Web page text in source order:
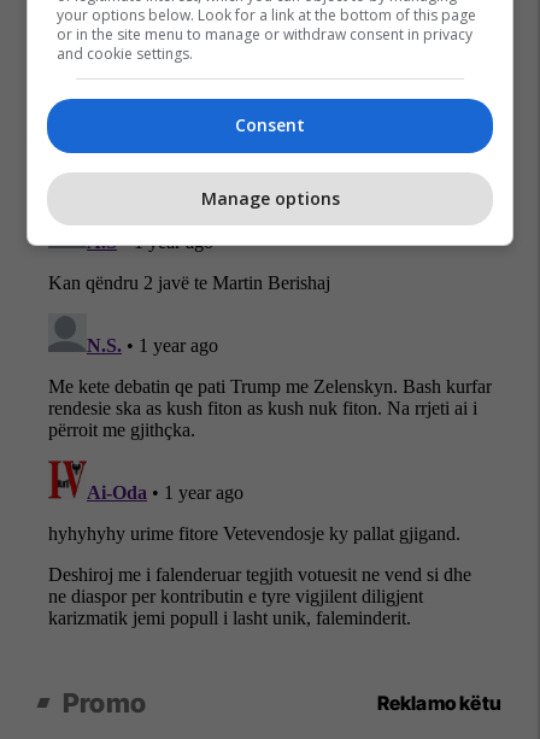
Promo Reklamo këtu
your options below. Look for a link at the bottom of this page
or in the site menu to manage or withdraw consent in privacy
and cookie settings.
Consent
Manage options